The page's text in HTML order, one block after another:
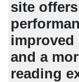
site
improved
and a
reading